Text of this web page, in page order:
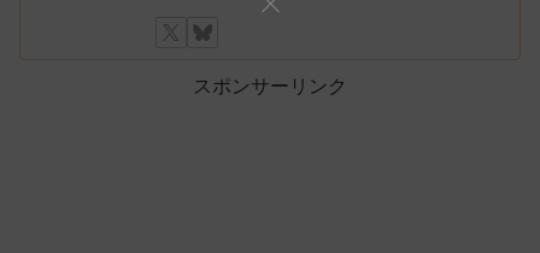
スポンサーリンク